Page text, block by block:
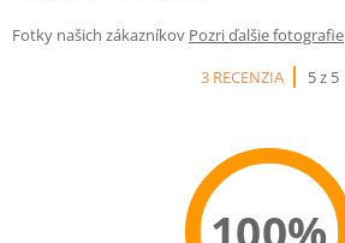
Fotky našich zákazníkov Pozri ďalšie fotografie
3 RECENZIA
5 z 5